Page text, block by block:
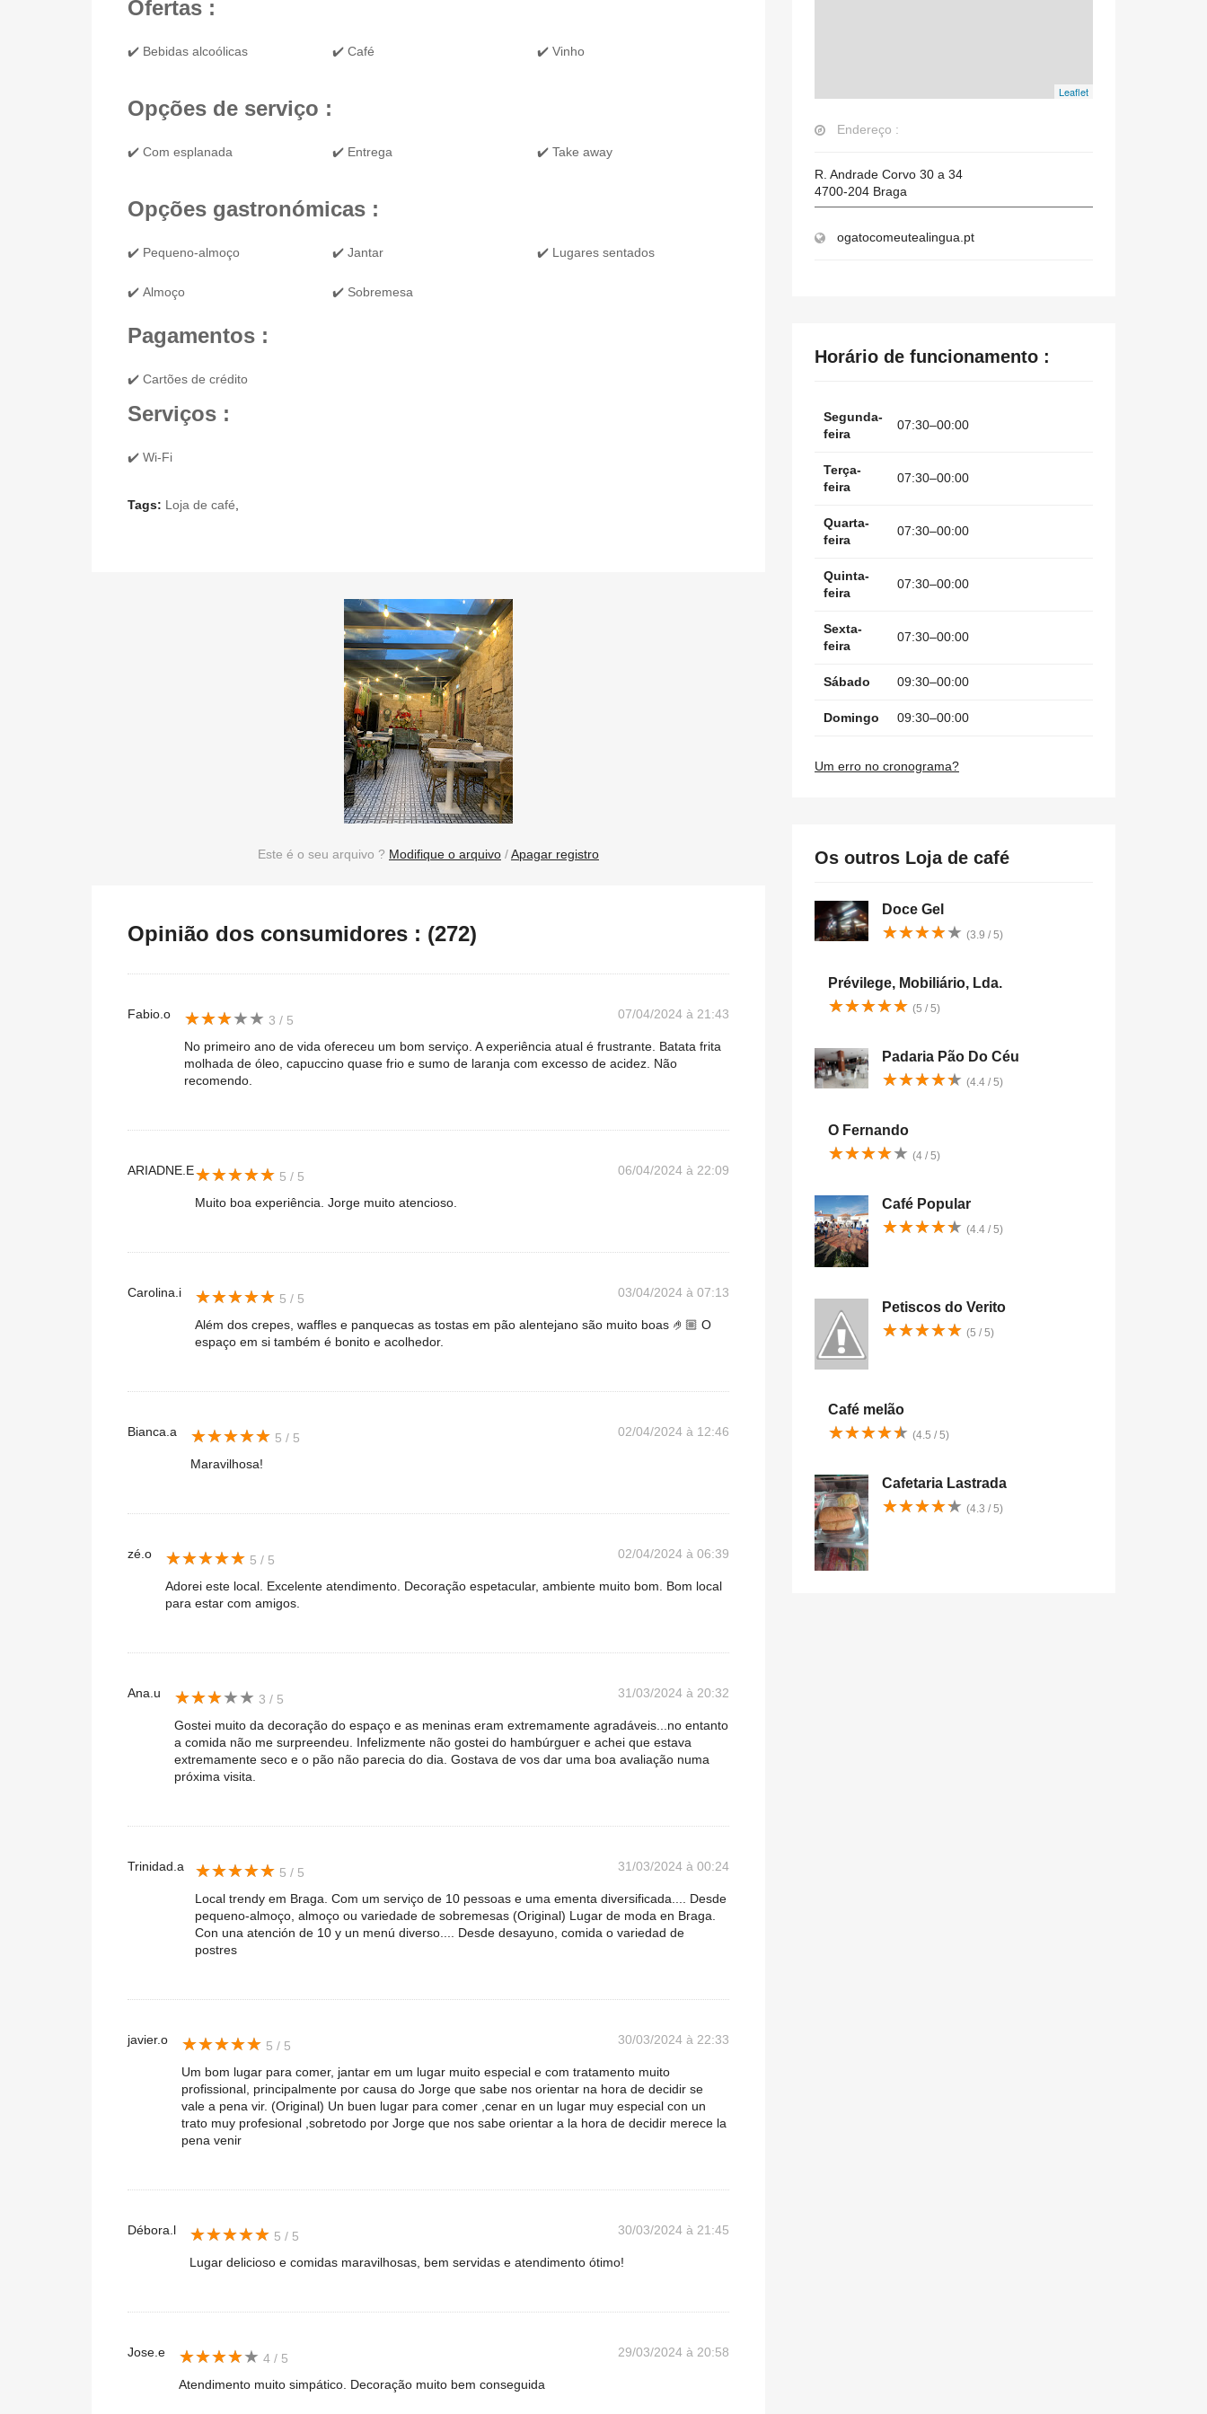
Ofertas :
✔️ Bebidas alcoólicas ✔️ Café ✔️ Vinho
Opções de serviço :
✔️ Com esplanada ✔️ Entrega ✔️ Take away
Opções gastronómicas :
✔️ Pequeno-almoço
✔️ Almoço
✔️ Jantar
✔️ Sobremesa
✔️ Lugares sentados
Pagamentos :
✔️ Cartões de crédito
Serviços :
✔️ Wi-Fi
Tags: Loja de café,
Este é o seu arquivo ? Modifique o arquivo /Apagar registro
Opinião dos consumidores : (272)
Fabio.o ★★★★★
★★★★★ 3 / 5 07/04/2024 à 21:43
No primeiro ano de vida ofereceu um bom serviço. A experiência atual é frustrante. Batata frita
molhada de óleo, capuccino quase frio e sumo de laranja com excesso de acidez. Não
recomendo.
ARIADNE.E★★★★★
★★★★★ 5 / 5 06/04/2024 à 22:09
Muito boa experiência. Jorge muito atencioso.
Carolina.i ★★★★★
★★★★★ 5 / 5 03/04/2024 à 07:13
Além dos crepes, waffles e panquecas as tostas em pão alentejano são muito boas 🤌🏼 O
espaço em si também é bonito e acolhedor.
Bianca.a ★★★★★
★★★★★ 5 / 5 02/04/2024 à 12:46
Maravilhosa!
zé.o ★★★★★
★★★★★ 5 / 5 02/04/2024 à 06:39
Adorei este local. Excelente atendimento. Decoração espetacular, ambiente muito bom. Bom local
para estar com amigos.
Ana.u ★★★★★
★★★★★ 3 / 5 31/03/2024 à 20:32
Gostei muito da decoração do espaço e as meninas eram extremamente agradáveis...no entanto
a comida não me surpreendeu. Infelizmente não gostei do hambúrguer e achei que estava
extremamente seco e o pão não parecia do dia. Gostava de vos dar uma boa avaliação numa
próxima visita.
Trinidad.a ★★★★★
★★★★★ 5 / 5 31/03/2024 à 00:24
Local trendy em Braga. Com um serviço de 10 pessoas e uma ementa diversificada.... Desde
pequeno-almoço, almoço ou variedade de sobremesas (Original) Lugar de moda en Braga.
Con una atención de 10 y un menú diverso.... Desde desayuno, comida o variedad de
postres
javier.o ★★★★★
★★★★★ 5 / 5 30/03/2024 à 22:33
Um bom lugar para comer, jantar em um lugar muito especial e com tratamento muito
profissional, principalmente por causa do Jorge que sabe nos orientar na hora de decidir se
vale a pena vir. (Original) Un buen lugar para comer ,cenar en un lugar muy especial con un
trato muy profesional ,sobretodo por Jorge que nos sabe orientar a la hora de decidir merece la
pena venir
Débora.l ★★★★★
★★★★★ 5 / 5 30/03/2024 à 21:45
Lugar delicioso e comidas maravilhosas, bem servidas e atendimento ótimo!
Jose.e ★★★★★
★★★★★ 4 / 5 29/03/2024 à 20:58
Atendimento muito simpático. Decoração muito bem conseguida
Leaflet
Endereço :
R. Andrade Corvo 30 a 34
4700-204 Braga
ogatocomeutealingua.pt
Horário de funcionamento :
Segunda-
feira
07:30–00:00
Terça-
feira
07:30–00:00
Quarta-
feira
07:30–00:00
Quinta-
feira
07:30–00:00
Sexta-
feira
07:30–00:00
Sábado 09:30–00:00
Domingo 09:30–00:00
Um erro no cronograma?
Os outros Loja de café
Doce Gel
★★★★★
★★★★★ (3.9 / 5)
Prévilege, Mobiliário, Lda.
★★★★★
★★★★★ (5 / 5)
Padaria Pão Do Céu
★★★★★
★★★★★ (4.4 / 5)
O Fernando
★★★★★
★★★★★ (4 / 5)
Café Popular
★★★★★
★★★★★ (4.4 / 5)
Petiscos do Verito
★★★★★
★★★★★ (5 / 5)
Café melão
★★★★★
★★★★★ (4.5 / 5)
Cafetaria Lastrada
★★★★★
★★★★★ (4.3 / 5)